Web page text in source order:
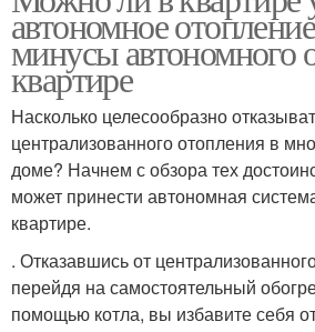
автономное
минусы автономного
квартире
Насколько целесообразно
централизованного отопления в
доме? Начнем с обзора тех
может принести автономная
квартире.
. Отказавшись от
перейдя на самостоятельный
помощью котла, вы избавите себя